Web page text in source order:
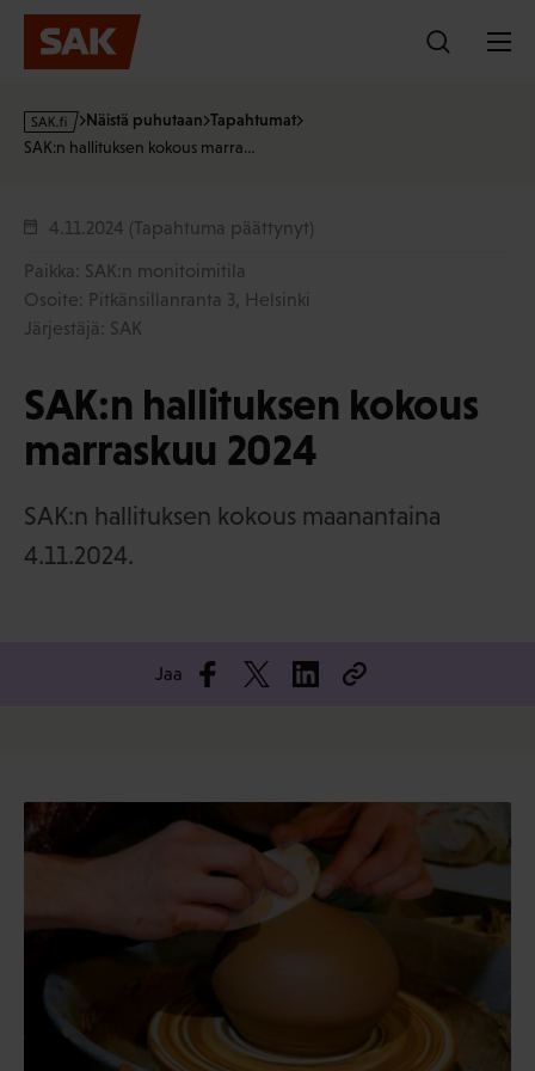
Hyppää
sisältöön
s
a
f
Näistä puhutaan Tapahtumat
SAK:n hallituksen kokous marra…
4.11.2024 (Tapahtuma päättynyt)
Paikka: SAK:n monitoimitila
Osoite: Pitkänsillanranta 3, Helsinki
Järjestäjä: SAK
SAK:n hallituksen kokous
marraskuu 2024
SAK:n hallituksen kokous maanantaina
4.11.2024.
Jaa